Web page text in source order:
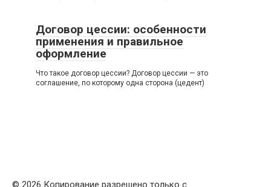
Договор цессии: особенности
применения и правильное
оформление
Что такое договор цессии? Договор цессии — это
соглашение, по которому одна сторона (цедент)
© 2026 Копирование разрешено только с